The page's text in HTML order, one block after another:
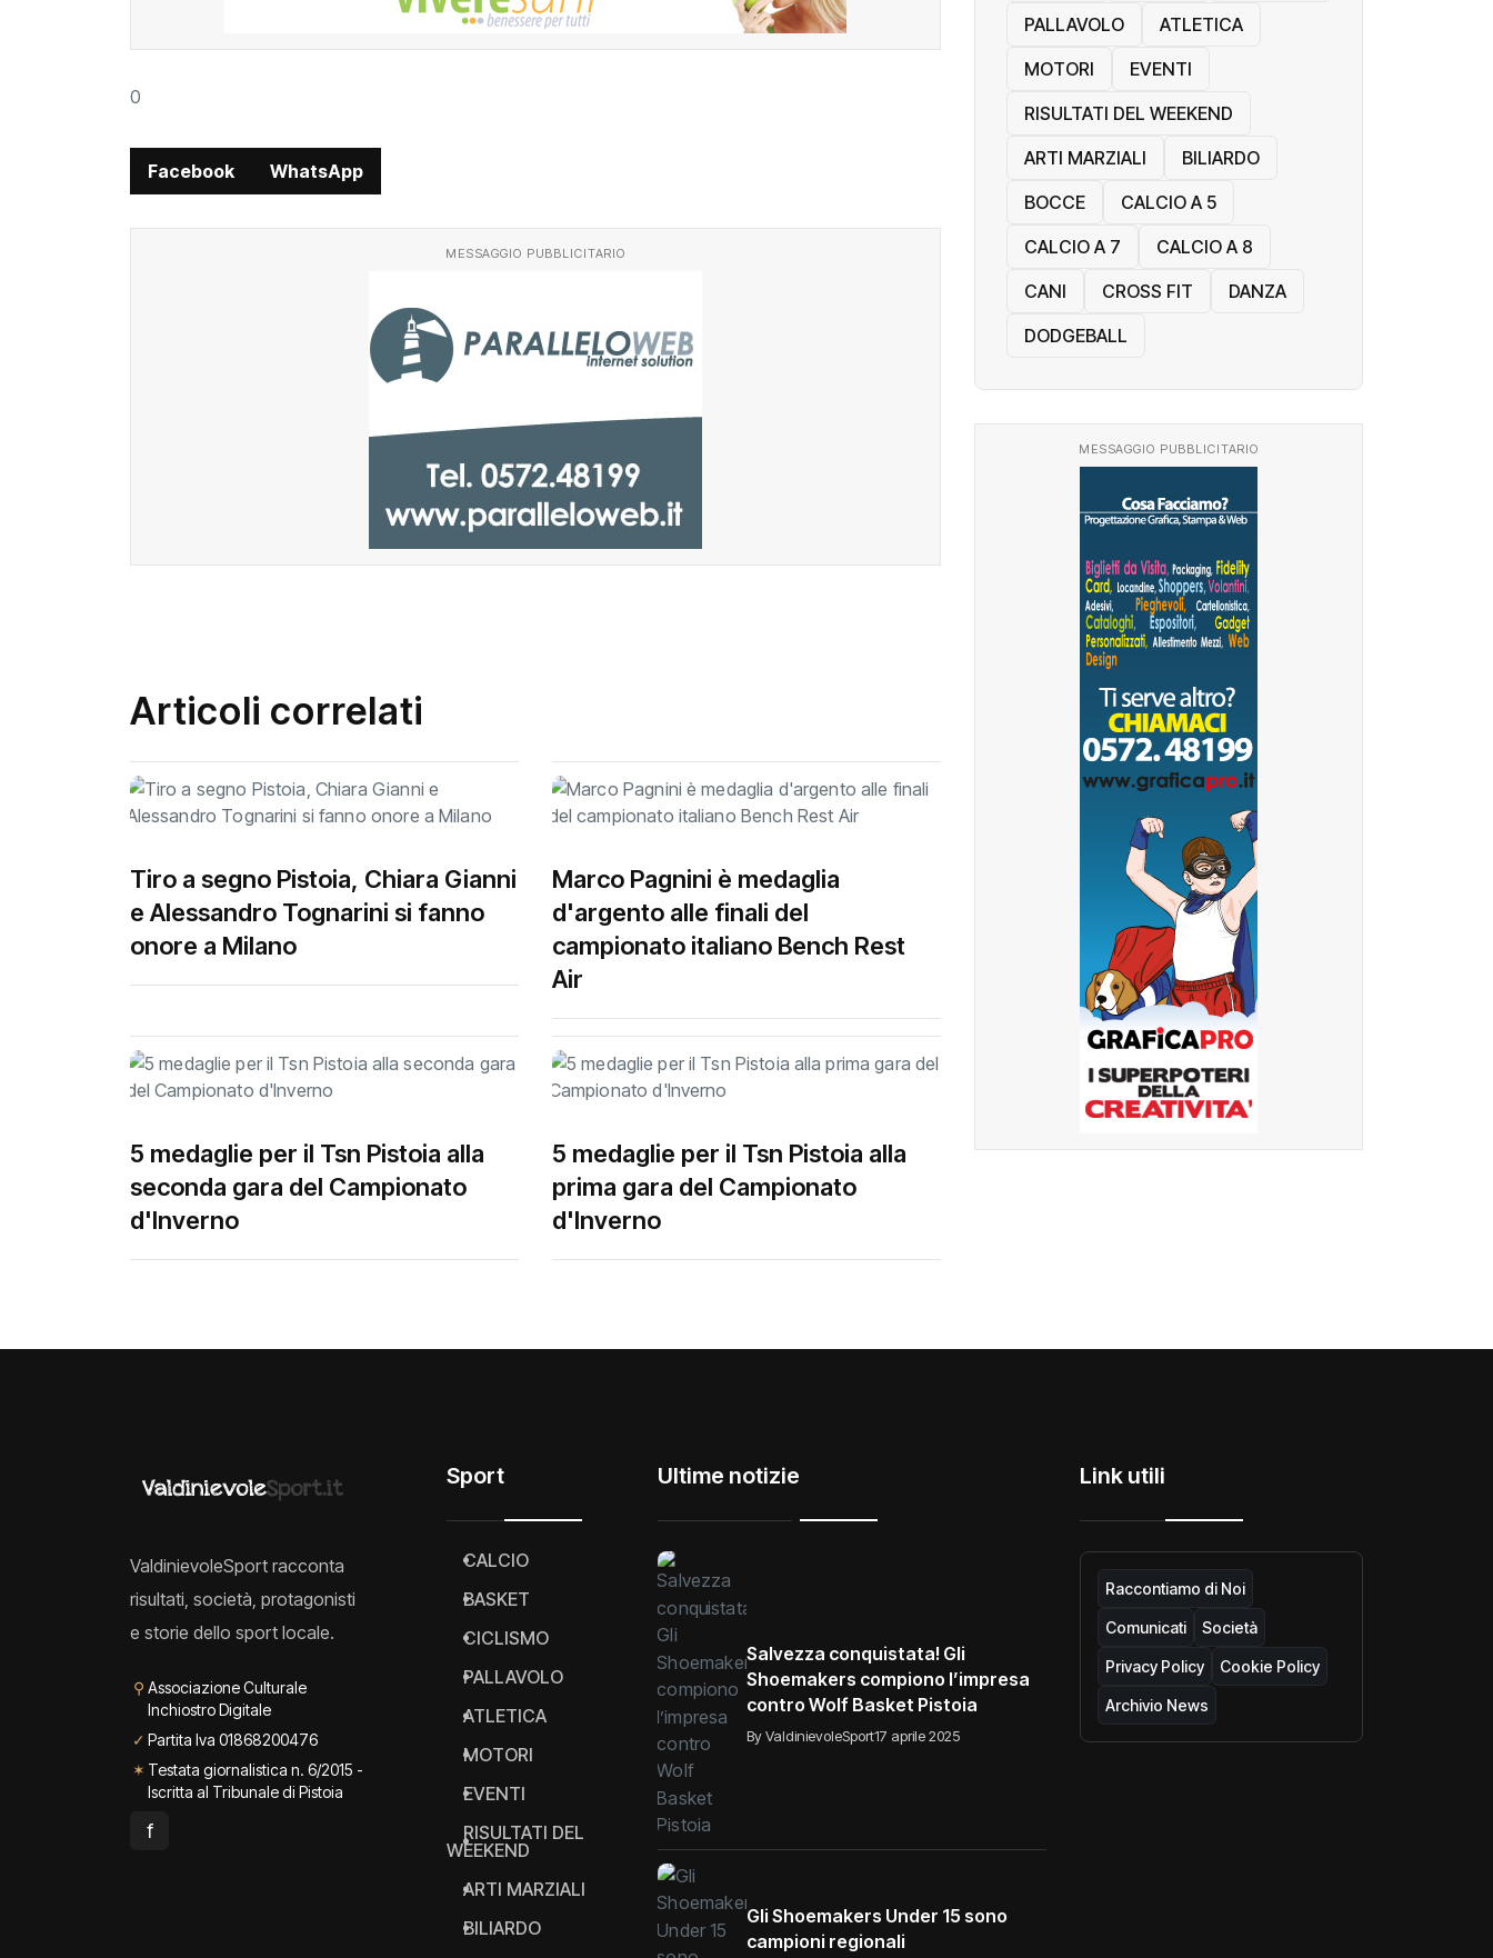
0
Facebook WhatsApp
MESSAGGIO PUBBLICITARIO
Articoli correlati
Tiro a segno Pistoia, Chiara Gianni
e Alessandro Tognarini si fanno
onore a Milano
Marco Pagnini è medaglia
d'argento alle finali del
campionato italiano Bench Rest
Air
5 medaglie per il Tsn Pistoia alla
seconda gara del Campionato
d'Inverno
5 medaglie per il Tsn Pistoia alla
prima gara del Campionato
d'Inverno
PALLAVOLO
ATLETICA
MOTORI
EVENTI
RISULTATI DEL WEEKEND
ARTI MARZIALI
BILIARDO
BOCCE
CALCIO A 5
CALCIO A 7
CALCIO A 8
CANI
CROSS FIT
DANZA
DODGEBALL
MESSAGGIO PUBBLICITARIO
ValdinievoleSport racconta
risultati, società, protagonisti
e storie dello sport locale.
⚲ Associazione Culturale
Inchiostro Digitale
✓ Partita Iva 01868200476
✶ Testata giornalistica n. 6/2015 -
Iscritta al Tribunale di Pistoia
f
Sport
CALCIO
BASKET
CICLISMO
PALLAVOLO
ATLETICA
MOTORI
EVENTI
RISULTATI DEL
WEEKEND
ARTI MARZIALI
BILIARDO
Ultime notizie
Salvezza conquistata! Gli
Shoemakers compiono l’impresa
contro Wolf Basket Pistoia
By ValdinievoleSport17 aprile 2025
Gli Shoemakers Under 15 sono
campioni regionali
Link utili
Raccontiamo di Noi
Comunicati Società
Privacy Policy Cookie Policy
Archivio News